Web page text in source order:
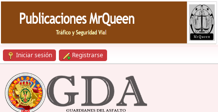
Iniciar sesión Registrarse